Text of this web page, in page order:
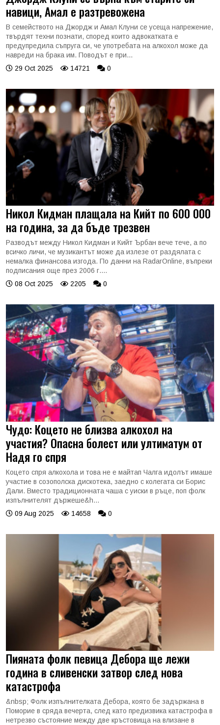
навици, Амал е разтревожена
В семейството на Джордж и Амал Клуни се усеща напрежение,
твърдят техни познати, според които адвокатката е
предупредила съпруга си, че употребата на алкохол може да
навреди на брака им. Поводът е при...
29 Oct 2025
14721 0
Никол Кидман плащала на Кийт по 600 000
на година, за да бъде трезвен
Разводът между Никол Кидман и Кийт Ърбан вече тече, а по
всичко личи, че музикантът може да излезе от раздялата с
немалка финансова изгода. По данни на RadarOnline, въпреки
подписания още през 2006 г....
08 Oct 2025
2205 0
Чудо: Коцето не близва алкохол на
участия? Опасна болест или ултиматум от
Надя го спря
Коцето спря алкохола и това не е майтап Чалга идолът имаше
участие в созополска дискотека, заедно с колегата си Борис
Дали. Вместо традиционната чаша с уиски в ръце, поп фолк
изпълнителят държеше&h...
09 Aug 2025
14658 0
Пияната фолк певица Дебора ще лежи
година в сливенски затвор след нова
катастрофа
&nbsp; Фолк изпълнителката Дебора, която бе задържана в
Поморие в сряда вечерта, след като предизвика катастрофа в
нетрезво състояние между две кръстовища на влизане в